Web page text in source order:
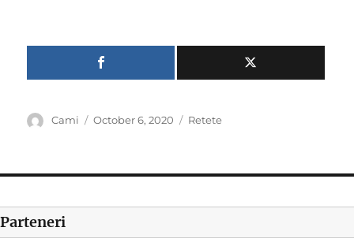
Author
Cami
Posted
October 6, 2020 Categories
Retete
Parteneri